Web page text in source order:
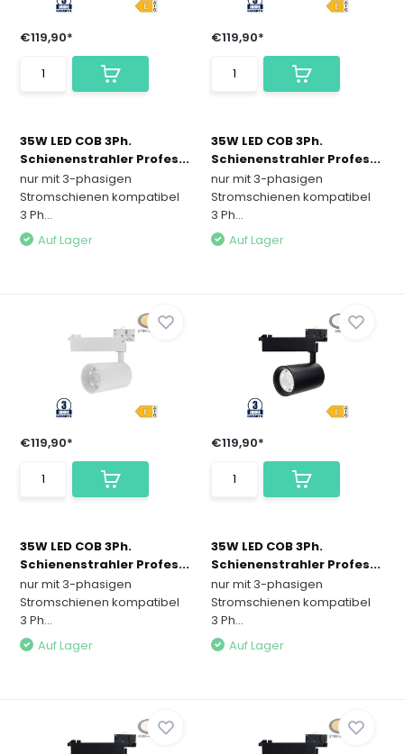
€119,90*
35W LED COB 3Ph.
Schienenstrahler Profes...
nur mit 3-phasigen
Stromschienen kompatibel
3 Ph...
Auf Lager
€119,90*
35W LED COB 3Ph.
Schienenstrahler Profes...
nur mit 3-phasigen
Stromschienen kompatibel
3 Ph...
Auf Lager
€119,90*
35W LED COB 3Ph.
Schienenstrahler Profes...
nur mit 3-phasigen
Stromschienen kompatibel
3 Ph...
Auf Lager
€119,90*
35W LED COB 3Ph.
Schienenstrahler Profes...
nur mit 3-phasigen
Stromschienen kompatibel
3 Ph...
Auf Lager